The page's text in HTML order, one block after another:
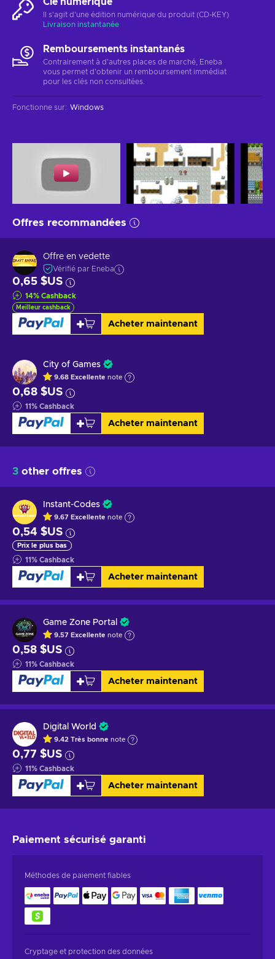
Il s'agit d'une édition numérique du produit (CD-KEY)
Livraison instantanée
Remboursements instantanés
Contrairement à d'autres places de marché, Eneba
vous permet d'obtenir un remboursement immédiat
pour les clés non consultées.
Fonctionne sur: Windows
Offres recommandées
Offre en vedette
Vérifié par Eneba
0,65 $US
14% Cashback
Meilleur cashback
Acheter maintenant
City of Games
9.68 Excellente note
0,68 $US
11% Cashback
Acheter maintenant
3 other offres
Instant-Codes
9.67 Excellente note
0,54 $US
Prix le plus bas
11% Cashback
Acheter maintenant
Game Zone Portal
9.57 Excellente note
0,58 $US
11% Cashback
Acheter maintenant
Digital World
9.42 Très bonne note
0,77 $US
11% Cashback
Acheter maintenant
Paiement sécurisé garanti
Méthodes de paiement fiables
Cryptage et protection des données